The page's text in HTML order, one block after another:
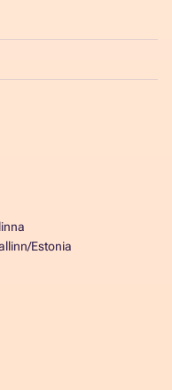
Estonia